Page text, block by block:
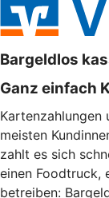
Bargeldlos
Ganz einfach
Kartenzahlungen
meisten
zahlt es sich
einen Foodtruck,
betreiben: